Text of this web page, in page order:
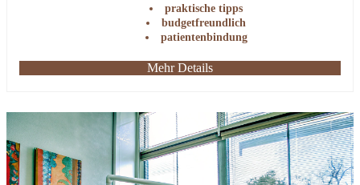
praktische tipps
budgetfreundlich
patientenbindung
Mehr Details